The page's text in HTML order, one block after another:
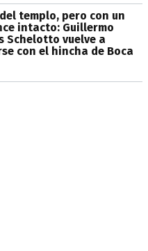
templo, pero con un
intacto: Guillermo
Schelotto vuelve a
con el hincha de Boca